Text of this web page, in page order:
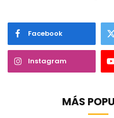
Facebook
Instagram
MÁS